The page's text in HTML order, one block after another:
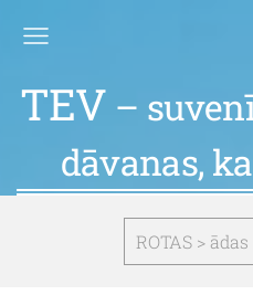
TEV –
dāvanas,
ROTAS >